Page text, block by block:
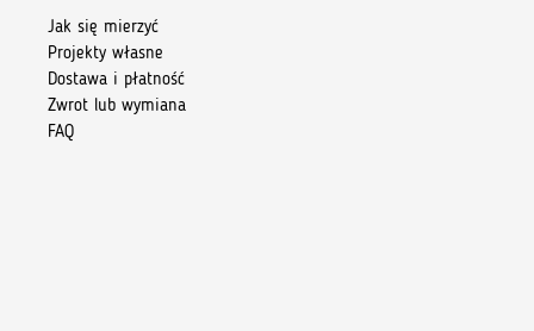
Jak się mierzyć
Projekty własne
Dostawa i płatność
Zwrot lub wymiana
FAQ